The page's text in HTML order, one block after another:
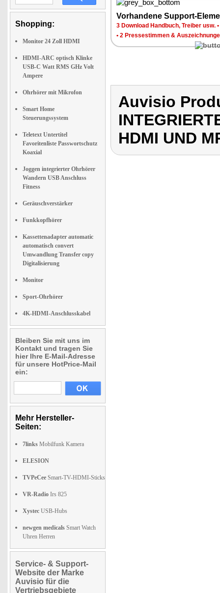
Shopping:
Monitor 24 Zoll HDMI
HDMI-ARC optisch Klinke
USB-C Watt RMS GHz Volt
Ampere
Ohrhörer mit Mikrofon
Smart Home
Steuerungssystem
Teletext Untertitel
Favoritenliste Passwortschutz
Koaxial
Joggen integrierter Ohrhörer
Wandern USB Anschluss
Fitness
Geräuschverstärker
Funkkopfhörer
Kassettenadapter automatic
automatisch convert
Umwandlung Transfer copy
Digitalisierung
Monitor
Sport-Ohrhörer
4K-HDMI-Anschlusskabel
Bleiben Sie mit uns im
Kontakt und tragen Sie
hier Ihre E-Mail-Adresse
für unsere HotPrice-Mail
ein:
Mehr Hersteller-
Seiten:
7links Mobilfunk Kamera
ELESION
TVPeCee Smart-TV-HDMI-Sticks
VR-Radio Irs 825
Xystec USB-Hubs
newgen medicals Smart Watch
Uhren Herren
Service- & Support-
Website der Marke
Auvisio für die
Vertriebsgebiete
Vorhandene Support-
3 Download Handbuch, Treiber usw. •
• 2 Pressestimmen &
Auvisio
HDMI UND